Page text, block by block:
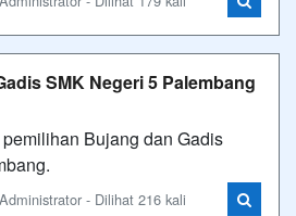
SMK Negeri 5 Palembang
Bujang dan Gadis
- Dilihat 216 kali